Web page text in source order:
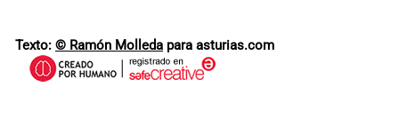
Texto: © Ramón Molleda para asturias.com